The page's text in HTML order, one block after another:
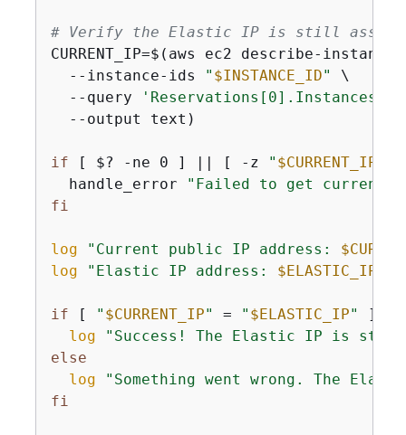
# Verify the Elastic IP is still
CURRENT_IP=$(aws ec2 describe-
  --instance-ids
" $INSTANCE_ID"
\
  --query
  --output text)
if [ $? -ne 0 ] || [ -z " $CURRENT_IP
  handle_error
"Failed to get current
fi
log "Current public IP address:
log
"Elastic IP address: $ELASTIC_IP
if [ " $CURRENT_IP" = " $ELASTIC_IP" ];
log
"Success! The Elastic IP is
else
log
"Something went wrong. The
fi